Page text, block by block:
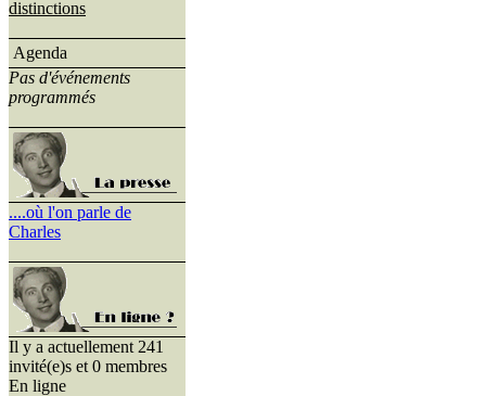
distinctions
Agenda
Pas d'événements
programmés
....où l'on parle de
Charles
Il y a actuellement 241
invité(e)s et 0 membres
En ligne